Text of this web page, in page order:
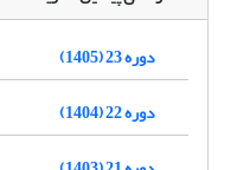
دوره 23 (1405)
دوره 22 (1404)